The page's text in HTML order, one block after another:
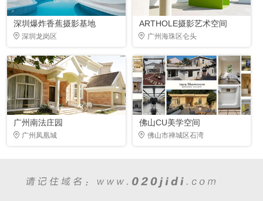
深圳爆炸香蕉摄影基地
深圳龙岗区
ARTHOLE摄影艺术空间
广州海珠区仑头
广州南法庄园
广州凤凰城
佛山CU美学空间
佛山市禅城区石湾